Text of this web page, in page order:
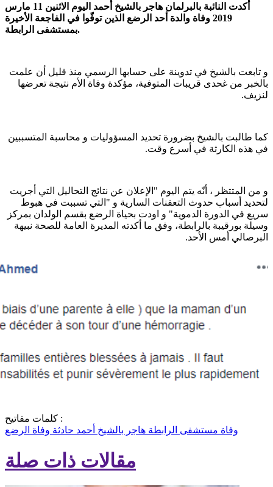
أكدت النائبة بالبرلمان هاجر بالشيخ أحمد اليوم الاثنين 11 مارس
2019 وفاة والدة أحد الرضع الذين توفّوا في الفاجعة الأخيرة
بمستشفى الرابطة.
و تابعت بالشيخ في تدوينة على حسابها الرسمي منذ قليل أن علمت
بالخبر من غحدى قريبات المتوفية، مؤكدة وفاة الأم نتيجة تعرضها
لنزيف.
كما طالبت بالشيخ بضرورة تحديد المسؤوليات و محاسبة المتسببين
في هذه الكارثة في أسرع وقت.
و من المتتظر ، أنّه يتم اليوم "الإعلان عن نتائج التحاليل التي أجريت
لتحديد أسباب حدوث التعفنات السارية و "التي تسببت في هبوط
سريع في الدورة الدموية" و اودت بحياة الرضع بقسم الولدان بمركز
وسيلة بورقيبة بالرابطة، وفق ما أكدته المديرة العامة للصحة نبيهة
البرصالي أمس الأحد.
كلمات مفاتيح :
وفاة مستشفى الرابطة هاجر بالشيخ أحمد حادثة وفاة الرضع
مقالات ذات صلة